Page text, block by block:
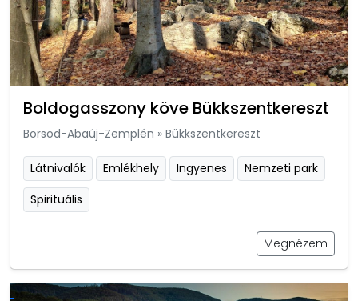
Boldogasszony köve Bükkszentkereszt
Borsod-Abaúj-Zemplén » Bükkszentkereszt
Látnivalók Emlékhely Ingyenes
Nemzeti park
Spirituális
Megnézem